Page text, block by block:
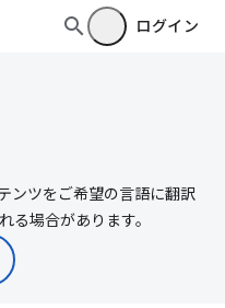
ログイン
ンツをご希望の言語に翻訳
る場合があります。